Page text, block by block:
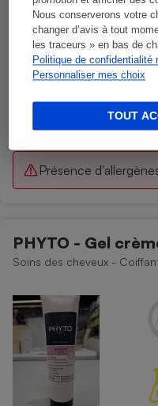
Nous conserverons votre
changer d’avis à tout
les traceurs » en bas de
Politique de confidentialité
Personnaliser mes choix
TOUT
Présence
PHYTO - Gel
Soins des cheveux -